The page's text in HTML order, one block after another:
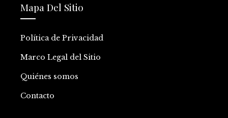
Mapa Del Sitio
Política de Privacidad
Marco Legal del Sitio
Quiénes somos
Contacto